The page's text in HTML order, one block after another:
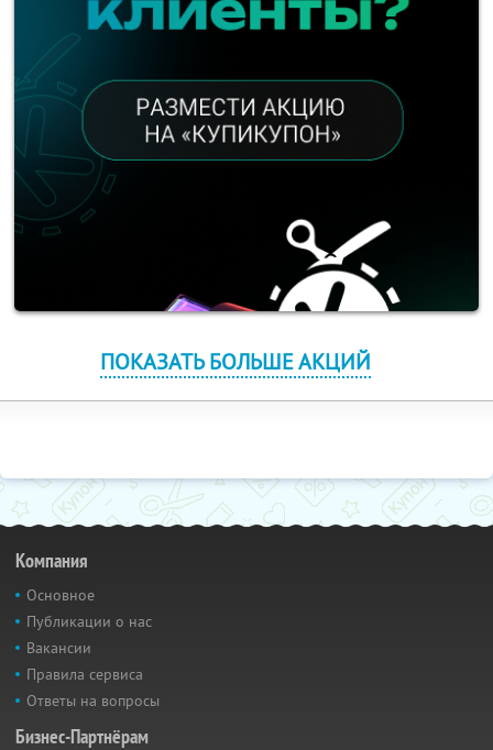
ПОКАЗАТЬ БОЛЬШЕ АКЦИЙ
Компания
Основное
Публикации о нас
Вакансии
Правила сервиса
Ответы на вопросы
Бизнес-Партнёрам